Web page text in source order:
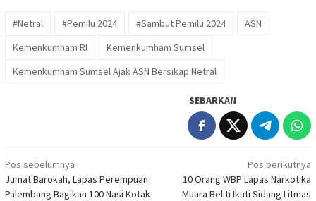
#Netral #Pemilu 2024 #Sambut Pemilu 2024
ASN
Kemenkumham RI
Kemenkumham Sumsel
Kemenkumham Sumsel Ajak ASN Bersikap Netral
SEBARKAN
Navigasi
pos
Pos sebelumnya
Jumat Barokah, Lapas Perempuan
Palembang Bagikan 100 Nasi Kotak
Pos berikutnya
10 Orang WBP Lapas Narkotika
Muara Beliti Ikuti Sidang Litmas